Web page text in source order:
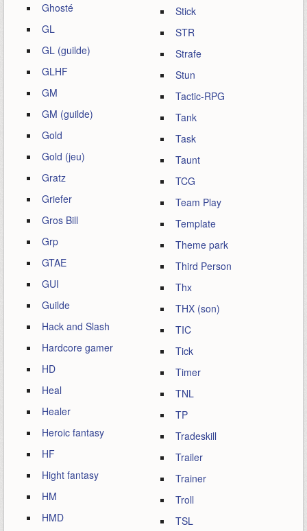
Ghosté
GL
GL (guilde)
GLHF
GM
GM (guilde)
Gold
Gold (jeu)
Gratz
Griefer
Gros Bill
Grp
GTAE
GUI
Guilde
Hack and Slash
Hardcore gamer
HD
Heal
Healer
Heroic fantasy
HF
Hight fantasy
HM
HMD
Stick
STR
Strafe
Stun
Tactic-RPG
Tank
Task
Taunt
TCG
Team Play
Template
Theme park
Third Person
Thx
THX (son)
TIC
Tick
Timer
TNL
TP
Tradeskill
Trailer
Trainer
Troll
TSL